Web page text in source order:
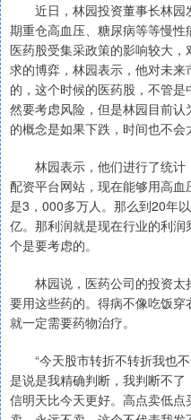
近日，林园投资董事长林园
期重仓高血压、糖尿病等等慢
医药股受集采政策的影响较大
求的博弈，林园表示，他对未
的，这个时候的医药股，不管
然要考虑风险，但是林园目前
的概念是如果下跌，时间也不会
林园表示，他们进行了统计
配资平台网站，现在能够用高
是3，000多万人。那么到20年
亿。那利润就是现在行业的利
个是要考虑的。
林园说，医药公司的投资太
要用这些药的。得病不像吃饭
就一定需要药物治疗。
“今天股市转折不转折我也不
是说是我精确判断，我判断不
信明天比今天更好。高点卖低